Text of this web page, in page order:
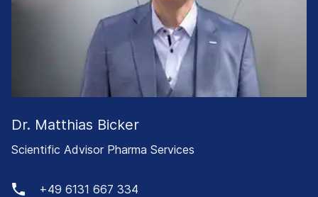
Dr. Matthias Bicker
Scientific Advisor Pharma Services
+49 6131 667 334